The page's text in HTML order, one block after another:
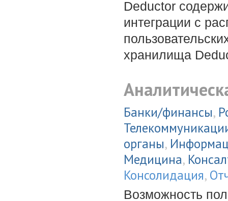
Deductor
интеграции с
хранилища
Банки/финансы,
органы,
Медицина,
Консолидация,
Возможность